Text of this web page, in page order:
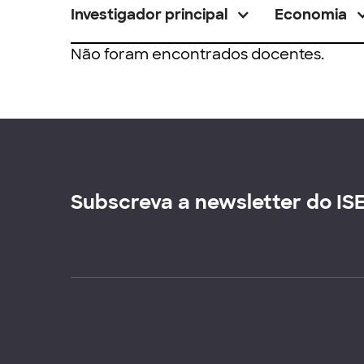
Investigador principal Economia
Não foram encontrados docentes.
Subscreva a newsletter do